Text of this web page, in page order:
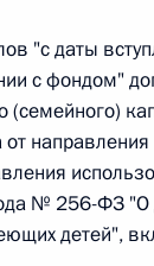
от
между
о
дел и миграции
"с даты
с фондом"
(семейного)
от
№ 256-ФЗ "О
детей",